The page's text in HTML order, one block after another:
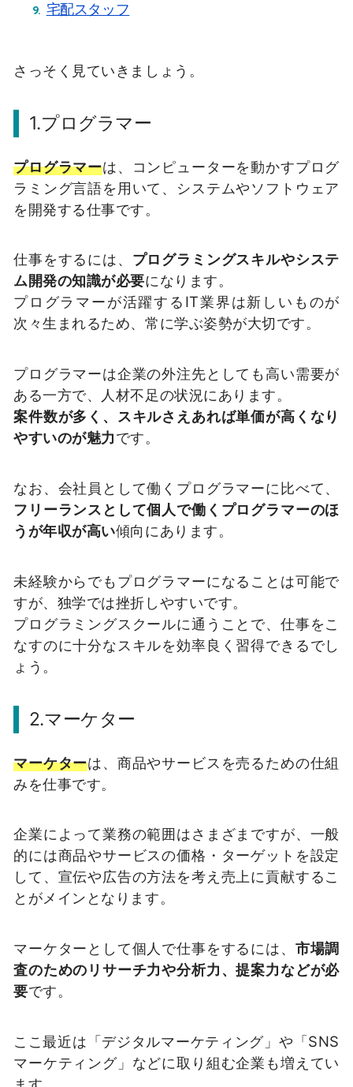
宅配スタッフ
さっそく見ていきましょう。
1.プログラマー
プログラマーは、コンピューターを動かすプログ
ラミング言語を用いて、システムやソフトウェア
を開発する仕事です。
仕事をするには、 プログラミングスキルやシステ
ム開発の知識が必要になります。
プログラマーが活躍するIT業界は新しいものが
次々生まれるため、常に学ぶ姿勢が大切です。
プログラマーは企業の外注先としても高い需要が
ある一方で、人材不足の状況にあります。
案件数が多く、スキルさえあれば単価が高くなり
やすいのが魅力です。
なお、会社員として働くプログラマーに比べて、
フリーランスとして個人で働くプログラマーのほ
うが年収が高い傾向にあります。
未経験からでもプログラマーになることは可能で
すが、独学では挫折しやすいです。
プログラミングスクールに通うことで、仕事をこ
なすのに十分なスキルを効率良く習得できるでし
ょう。
2.マーケター
マーケターは、商品やサービスを売るための仕組
みを仕事です。
企業によって業務の範囲はさまざまですが、一般
的には商品やサービスの価格・ターゲットを設定
して、宣伝や広告の方法を考え売上に貢献するこ
とがメインとなります。
マーケターとして個人で仕事をするには、 市場調
査のためのリサーチ力や分析力、提案力などが必
要です。
ここ最近は「デジタルマーケティング」や「SNS
マーケティング」などに取り組む企業も増えてい